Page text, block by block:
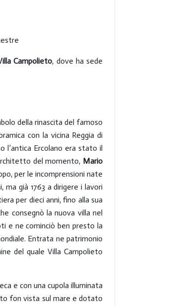
Campolieto, dove ha sede
della rinascita del famoso
con la vicina Reggia di
l’antica Ercolano era stato il
del momento, Mario
per le incomprensioni nate
già 1763 a dirigere i lavori
per dieci anni, fino alla sua
consegnò la nuova villa nel
e ne cominciò ben presto la
Entrata ne patrimonio
del quale Villa Campolieto
e con una cupola illuminata
fon vista sul mare e dotato